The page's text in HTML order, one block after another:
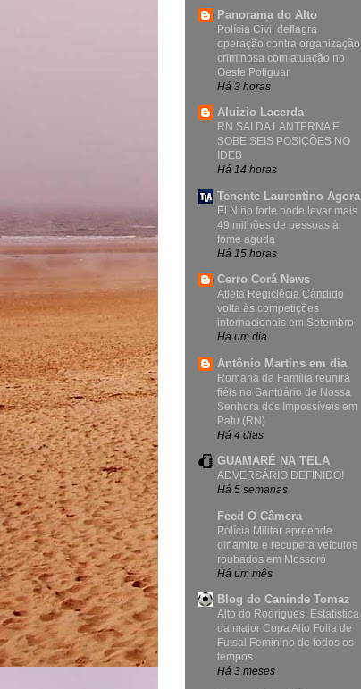
Panorama do Alto
Polícia Civil deflagra
operação contra organização
criminosa com atuação no
Oeste Potiguar
Há 3 horas
Aluizio Lacerda
RN SAI DA LANTERNA E
SOBE SEIS POSIÇÕES NO
IDEB
Há 14 horas
Tenente Laurentino Agora
El Niño forte pode levar mais
49 milhões de pessoas à
fome aguda
Há 15 horas
Cerro Corá News
Atleta Regiclécia Cândido
volta às competições
internacionais em Setembro
Há um dia
Antônio Martins em dia
Romaria da Família reunirá
fiéis no Santuário de Nossa
Senhora dos Impossíveis em
Patu (RN)
Há 4 dias
GUAMARÉ NA TELA
ADVERSÁRIO DEFINIDO!
Há 5 semanas
Feed O Câmera
Polícia Militar apreende
dinamite e recupera veículos
roubados em Mossoró
Há um mês
Blog do Caninde Tomaz
Alto do Rodrigues: Estatística
da maior Copa Alto Folia de
Futsal Feminino de todos os
tempos
Há 3 meses